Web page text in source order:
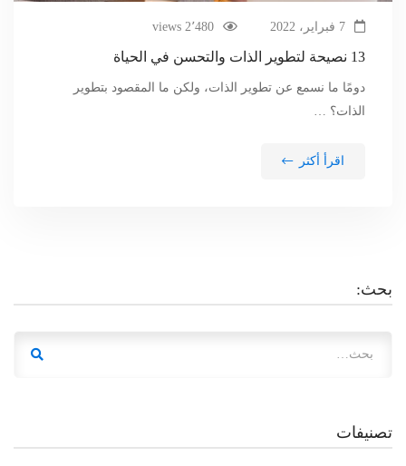
7 فبراير، 2022 2٬480 views
13 نصيحة لتطوير الذات والتحسن في الحياة
دومًا ما نسمع عن تطوير الذات، ولكن ما المقصود بتطوير
الذات؟ …
اقرأ أكثر
بحث:
تصنيفات